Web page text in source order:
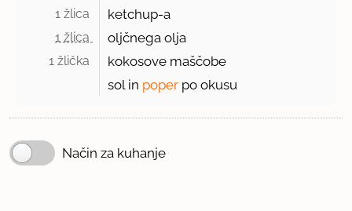
1 žlica ketchup-a
1 žlica oljčnega olja
1 žlička
kokosove maščobe
sol in poper po okusu
Način za kuhanje